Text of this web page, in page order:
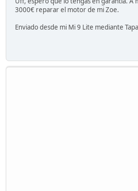
3000€ reparar el motor de mi Zoe.
Enviado desde mi Mi 9 Lite mediante